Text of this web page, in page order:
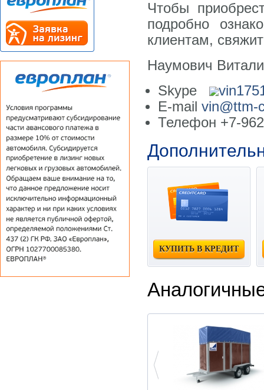
Чтобы
подробно
клиентам,
Наумович
Skype
E-mailvin@ttm-
Телефон +7-
КУПИТЬ В КРЕДИТ